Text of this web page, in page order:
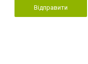
Відправити